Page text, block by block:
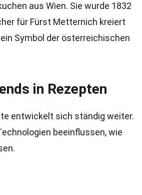
aus Wien. Sie wurde 1832
für Fürst Metternich kreiert
Symbol der österreichischen
in Rezepten
entwickelt sich ständig weiter.
beeinflussen, wie